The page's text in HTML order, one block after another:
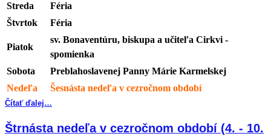
Streda
Féria
Štvrtok
Féria
Piatok
sv. Bonaventúru, biskupa a učiteľa Cirkvi -
spomienka
Sobota
Preblahoslavenej Panny Márie Karmelskej
Nedeľa
Šesnásta nedeľa v cezročnom období
Čítať ďalej…
Štrnásta nedeľa v cezročnom období (4. - 10.